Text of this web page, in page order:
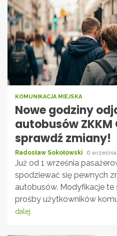
KOMUNIKACJA MIEJSKA
Nowe godziny
autobusów ZKKM
sprawdź zmiany!
Radosław Sokołowski 6
Już od 1 września
spodziewać się pewnych
autobusów. Modyfikacje
prośby użytkowników
dalej